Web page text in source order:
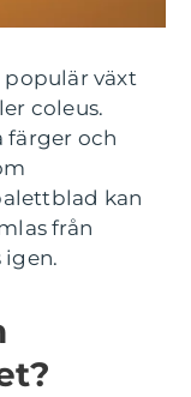
populär växt
coleus.
färger och
kan
från
igen.